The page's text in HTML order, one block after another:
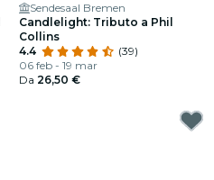
Sendesaal Bremen
Candlelight: Tributo a Phil
Collins
4.4
(39)
06 feb - 19 mar
Da 26,50 €